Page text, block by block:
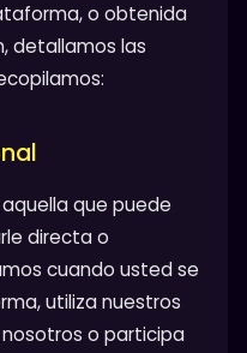
o obtenida
detallamos las
que puede
directa o
cuando usted se
utiliza nuestros
o participa